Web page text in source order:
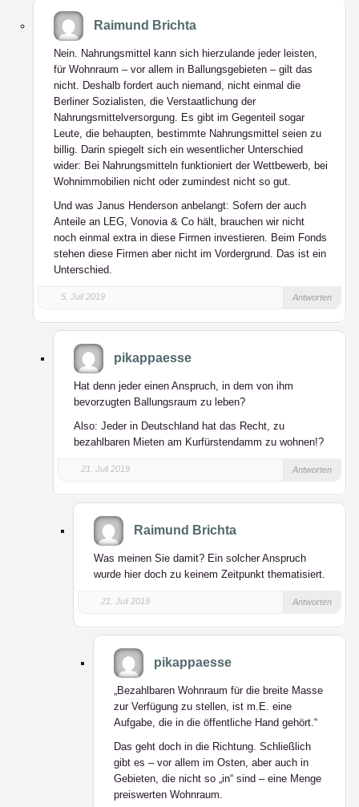
Raimund Brichta
Nein. Nahrungsmittel kann sich hierzulande jeder leisten,
für Wohnraum – vor allem in Ballungsgebieten – gilt das
nicht. Deshalb fordert auch niemand, nicht einmal die
Berliner Sozialisten, die Verstaatlichung der
Nahrungsmittelversorgung. Es gibt im Gegenteil sogar
Leute, die behaupten, bestimmte Nahrungsmittel seien zu
billig. Darin spiegelt sich ein wesentlicher Unterschied
wider: Bei Nahrungsmitteln funktioniert der Wettbewerb, bei
Wohnimmobilien nicht oder zumindest nicht so gut.
Und was Janus Henderson anbelangt: Sofern der auch
Anteile an LEG, Vonovia & Co hält, brauchen wir nicht
noch einmal extra in diese Firmen investieren. Beim Fonds
stehen diese Firmen aber nicht im Vordergrund. Das ist ein
Unterschied.
5. Juli 2019 Antworten
pikappaesse
Hat denn jeder einen Anspruch, in dem von ihm
bevorzugten Ballungsraum zu leben?
Also: Jeder in Deutschland hat das Recht, zu
bezahlbaren Mieten am Kurfürstendamm zu wohnen!?
21. Juli 2019 Antworten
Raimund Brichta
Was meinen Sie damit? Ein solcher Anspruch
wurde hier doch zu keinem Zeitpunkt thematisiert.
21. Juli 2019 Antworten
pikappaesse
„Bezahlbaren Wohnraum für die breite Masse
zur Verfügung zu stellen, ist m.E. eine
Aufgabe, die in die öffentliche Hand gehört.“
Das geht doch in die Richtung. Schließlich
gibt es – vor allem im Osten, aber auch in
Gebieten, die nicht so „in“ sind – eine Menge
preiswerten Wohnraum.